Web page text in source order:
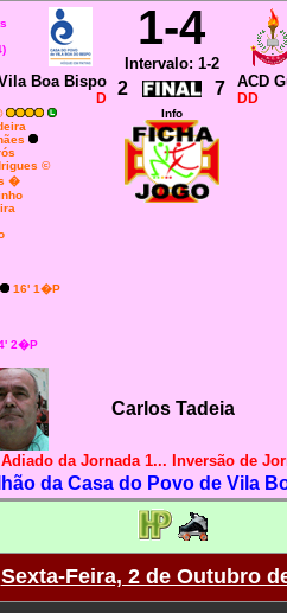
1-4
Intervalo: 1-2
Boa Bispo
D 2 7 ACD
DD
©
�
16' 1�P
2�P
Info
Carlos Tadeia
Adiado da Jornada 1... Inversão de
da Casa do Povo de Vila
Sexta-Feira, 2 de Outubro